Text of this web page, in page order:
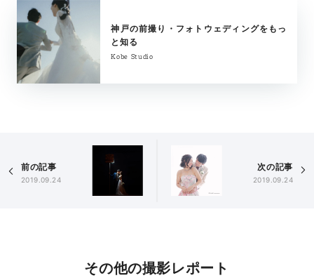
神戸の前撮り・フォトウェディングをもっ
と知る
Kobe Studio
前の記事
2019.09.24
次の記事
2019.09.24
その他の撮影レポート